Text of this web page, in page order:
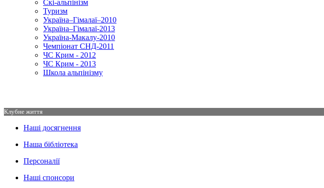
Скі-альпінізм
Туризм
Україна–Гімалаї–2010
Україна–Гімалаї-2013
Україна-Макалу-2010
Чемпіонат СНД-2011
ЧС Крим - 2012
ЧС Крим - 2013
Школа альпінізму
Клубне життя
Наші досягнення
Наша бібліотека
Персоналії
Наші спонсори